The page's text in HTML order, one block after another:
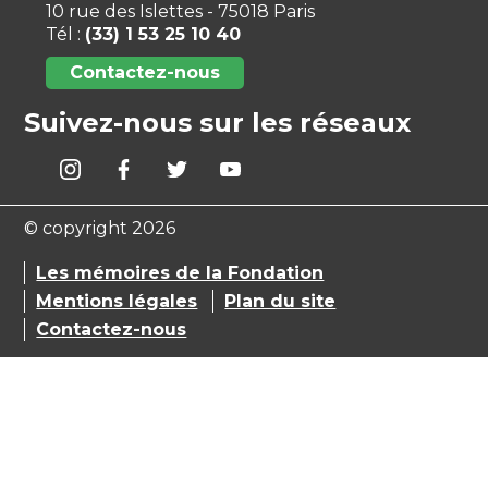
10 rue des Islettes - 75018 Paris
Tél : (33) 1 53 25 10 40
Contactez-nous
Suivez-nous sur les réseaux
© copyright 2026
Les mémoires de la Fondation
Mentions légales
Plan du site
Contactez-nous